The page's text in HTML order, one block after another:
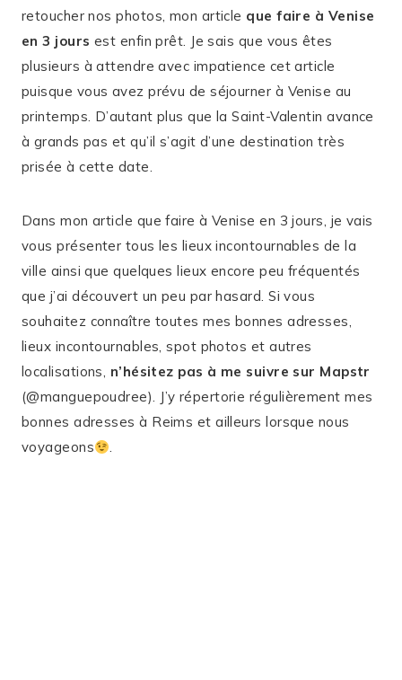
retoucher nos photos, mon article que faire à Venise
en 3 jours est enfin prêt. Je sais que vous êtes
plusieurs à attendre avec impatience cet article
puisque vous avez prévu de séjourner à Venise au
printemps. D’autant plus que la Saint-Valentin avance
à grands pas et qu’il s’agit d’une destination très
prisée à cette date.
Dans mon article que faire à Venise en 3 jours, je vais
vous présenter tous les lieux incontournables de la
ville ainsi que quelques lieux encore peu fréquentés
que j’ai découvert un peu par hasard. Si vous
souhaitez connaître toutes mes bonnes adresses,
lieux incontournables, spot photos et autres
localisations, n’hésitez pas à me suivre sur Mapstr
(@manguepoudree). J’y répertorie régulièrement mes
bonnes adresses à Reims et ailleurs lorsque nous
voyageons
.